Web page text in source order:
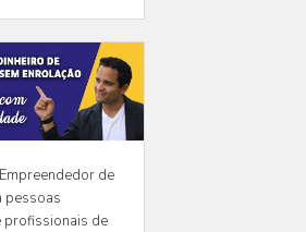
de
pessoas
profissionais de